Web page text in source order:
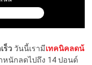
ร็ว วันนี้เรามีเทคนิคลดน้
นักลดไปถึง 14 ปอนด์